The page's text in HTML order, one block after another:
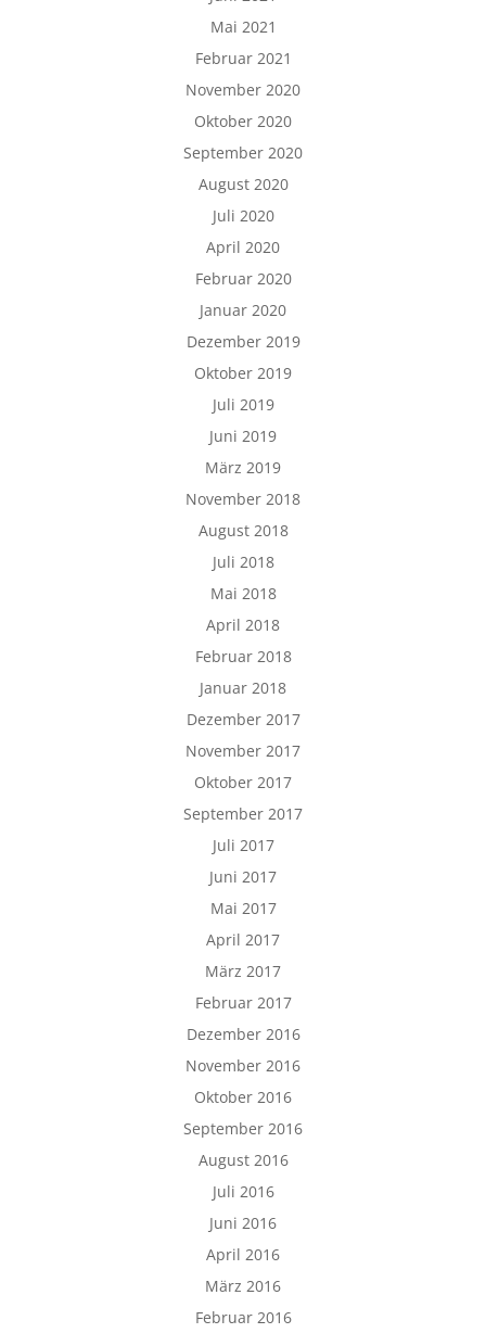
Mai 2021
Februar 2021
November 2020
Oktober 2020
September 2020
August 2020
Juli 2020
April 2020
Februar 2020
Januar 2020
Dezember 2019
Oktober 2019
Juli 2019
Juni 2019
März 2019
November 2018
August 2018
Juli 2018
Mai 2018
April 2018
Februar 2018
Januar 2018
Dezember 2017
November 2017
Oktober 2017
September 2017
Juli 2017
Juni 2017
Mai 2017
April 2017
März 2017
Februar 2017
Dezember 2016
November 2016
Oktober 2016
September 2016
August 2016
Juli 2016
Juni 2016
April 2016
März 2016
Februar 2016